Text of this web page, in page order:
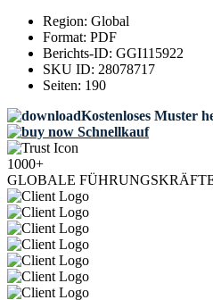
Region: Global
Format: PDF
Berichts-ID: GGI115922
SKU ID: 28078717
Seiten: 190
Kostenloses Muster
Schnellkauf
1000+
GLOBALE